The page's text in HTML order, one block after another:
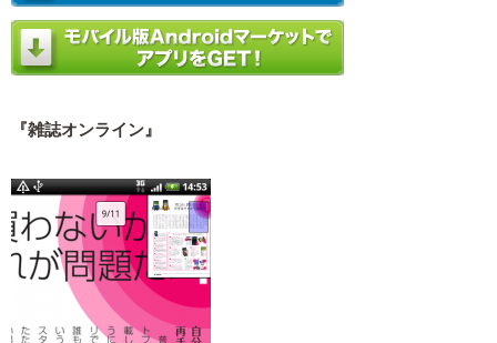
『雑誌オンライン』